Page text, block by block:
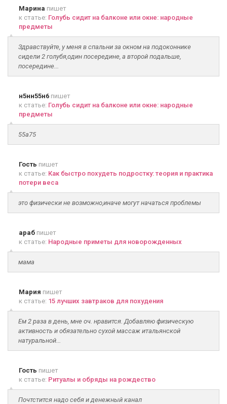
Марина пишет
к статье: Голубь сидит на балконе или окне: народные
предметы
Здравствуйте, у меня в спальни за окном на подоконнике
сидели 2 голубя,один посередине, а второй подальше,
посередине...
н5нн55н6 пишет
к статье: Голубь сидит на балконе или окне: народные
предметы
55а75
Гость пишет
к статье: Как быстро похудеть подростку: теория и практика
потери веса
это физически не возможно,иначе могут начаться проблемы
араб пишет
к статье: Народные приметы для новорожденных
мама
Мария пишет
к статье: 15 лучших завтраков для похудения
Ем 2 раза в день, мне оч. нравится. Добавляю физическую
активность и обязательно сухой массаж итальянской
натуральной...
Гость пишет
к статье: Ритуалы и обряды на рождество
Почтстится надо себя и денежный канал